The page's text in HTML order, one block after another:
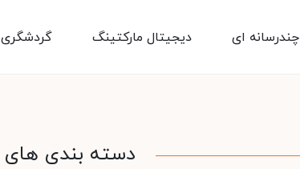
گردشگری دیجیتال مارکتینگ چندرسانه ای
دسته بندی های